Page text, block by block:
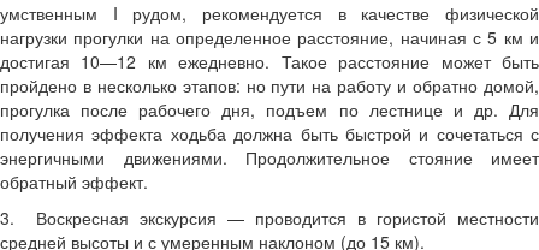
умственным I рудом, рекомендуется в качестве физической
нагрузки прогулки на определенное расстояние, начиная с 5 км и
достигая 10—12 км ежедневно. Такое расстояние может быть
пройдено в несколько этапов: но пути на работу и обратно домой,
прогулка после рабочего дня, подъем по лестнице и др. Для
получения эффекта ходьба должна быть быстрой и сочетаться с
энергичными движениями. Продолжительное стояние имеет
обратный эффект.
3. Воскресная экскурсия — проводится в гористой местности
средней высоты и с умеренным наклоном (до 15 км).